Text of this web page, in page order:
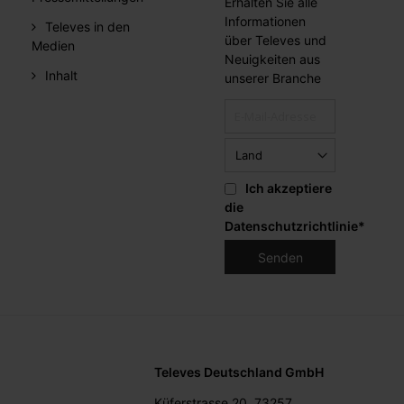
Televes in den
Medien
Inhalt
Informationen
über Televes und
Neuigkeiten aus
unserer Branche
Ich akzeptiere
die
Datenschutzrichtlinie*
Televes Deutschland GmbH